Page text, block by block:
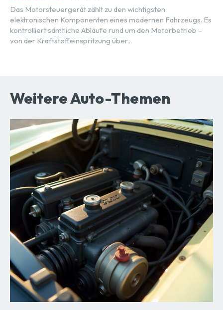
Das Motorsteuergerät zählt zu den wichtigsten
elektronischen Komponenten eines modernen Fahrzeugs. Es
kontrolliert sämtliche Abläufe rund um den Motorbetrieb –
von der Kraftstoffeinspritzung über...
Weitere Auto-Themen